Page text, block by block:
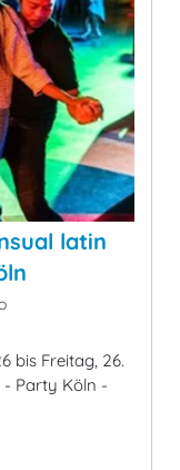
latin
bis Freitag, 26.
- Party Köln -